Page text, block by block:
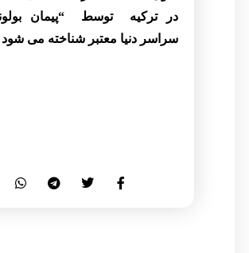
در ترکیه
توسط
“پیمان
سراسر دنیا معتبرشناخته می شود